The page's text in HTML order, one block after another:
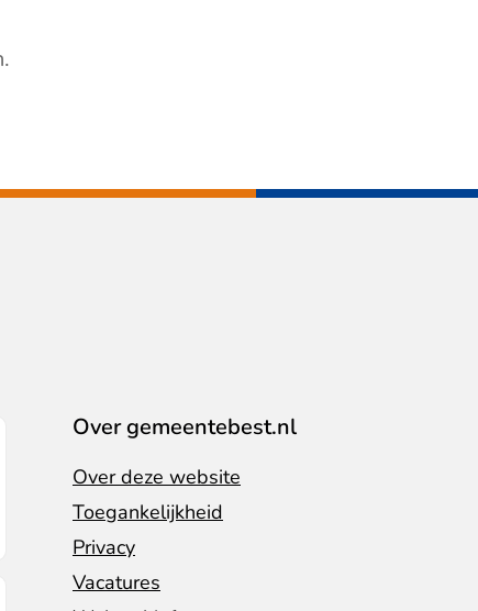
naar een externe website)
Over gemeentebest.nl
Over deze website
Toegankelijkheid
Privacy
Vacatures